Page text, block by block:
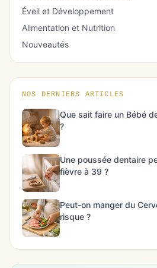
Éveil et Développement
Alimentation et Nutrition
Nouveautés
NOS DERNIERS ARTICLES
Que sait faire un Bébé
?
Une poussée dentaire
fièvre à 39 ?
Peut-on manger du
risque ?